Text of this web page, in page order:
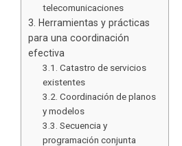
telecomunicaciones
Herramientas y prácticas
para una coordinación
efectiva
Catastro de servicios
existentes
Coordinación de planos
y modelos
Secuencia y
programación conjunta